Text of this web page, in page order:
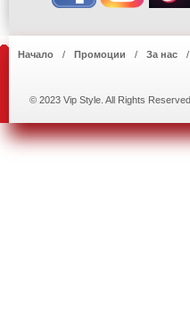
Начало Промоции За нас
© 2023 Vip Style. All Rights Reserved.